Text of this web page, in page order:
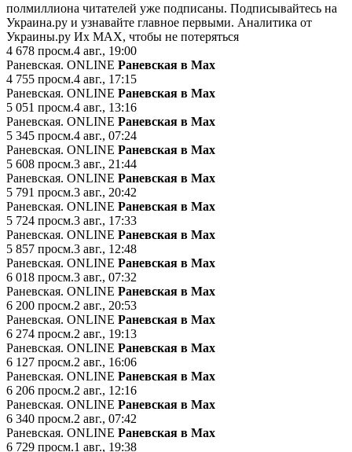
полмиллиона читателей уже подписаны. Подписывайтесь на
Украина.ру и узнавайте главное первыми. Аналитика от
Украины.ру Их МАХ, чтобы не потеряться
4 678 просм.4 авг., 19:00
Раневская. ONLINE Раневская в Мах
4 755 просм.4 авг., 17:15
Раневская. ONLINE Раневская в Мах
5 051 просм.4 авг., 13:16
Раневская. ONLINE Раневская в Мах
5 345 просм.4 авг., 07:24
Раневская. ONLINE Раневская в Мах
5 608 просм.3 авг., 21:44
Раневская. ONLINE Раневская в Мах
5 791 просм.3 авг., 20:42
Раневская. ONLINE Раневская в Мах
5 724 просм.3 авг., 17:33
Раневская. ONLINE Раневская в Мах
5 857 просм.3 авг., 12:48
Раневская. ONLINE Раневская в Мах
6 018 просм.3 авг., 07:32
Раневская. ONLINE Раневская в Мах
6 200 просм.2 авг., 20:53
Раневская. ONLINE Раневская в Мах
6 274 просм.2 авг., 19:13
Раневская. ONLINE Раневская в Мах
6 127 просм.2 авг., 16:06
Раневская. ONLINE Раневская в Мах
6 206 просм.2 авг., 12:16
Раневская. ONLINE Раневская в Мах
6 340 просм.2 авг., 07:42
Раневская. ONLINE Раневская в Мах
6 729 просм.1 авг., 19:38